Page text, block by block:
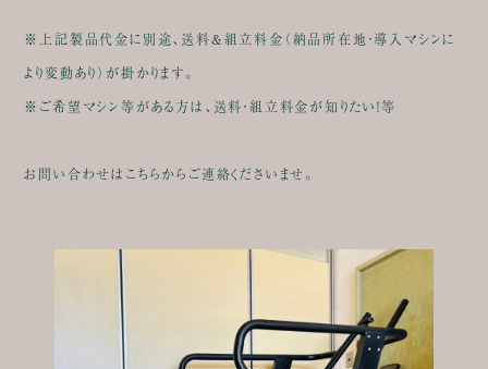
※上記製品代金に別途、送料&組立料金（納品所在地・導入マシンに
より変動あり）が掛かります。
※ご希望マシン等がある方は、送料・組立料金が知りたい！等
お問い合わせはこちらからご連絡くださいませ。